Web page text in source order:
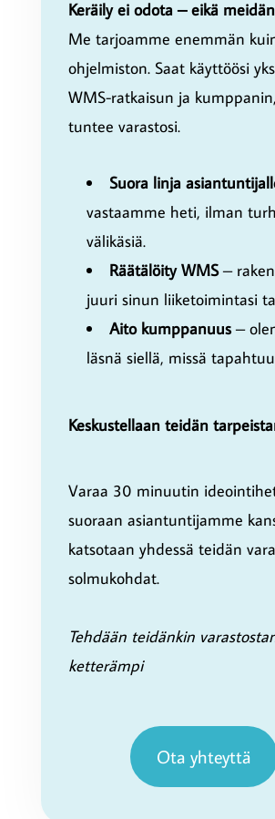
Keräily ei odota – eikä
Me tarjoamme enemmän
ohjelmiston. Saat käyttöösi
WMS-ratkaisun ja
tuntee varastosi.
Suora linja
vastaamme heti, ilman
välikäsiä.
Räätälöity WMS–
juuri sinun liiketoimintasi
Aito kumppanuus–
läsnä siellä, missä
Keskustellaan teidän
Varaa 30 minuutin
suoraan asiantuntijamme
katsotaan yhdessä teidän
solmukohdat.
Tehdään teidänkin
ketterämpi
Ota yhteyttä